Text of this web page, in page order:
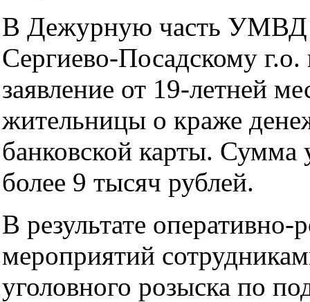
В Дежурную часть УМВД
Сергиево-Посадскому г.о.
заявление от 19-летней
жительницы о краже
банковской карты. Сумма
более 9 тысяч рублей.
В результате
мероприятий
уголовного розыска по